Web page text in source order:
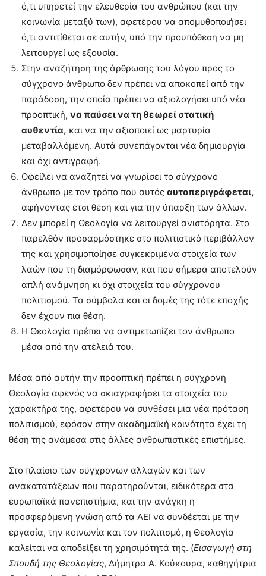
ό,τι υπηρετεί την ελευθερία του ανθρώπου (και την
κοινωνία μεταξύ των), αφετέρου να απομυθοποιήσει
ό,τι αντιτίθεται σε αυτήν, υπό την προυπόθεση να μη
λειτουργεί ως εξουσία.
Στην αναζήτηση της άρθρωσης του λόγου προς το
σύγχρονο άνθρωπο δεν πρέπει να αποκοπεί από την
παράδοση, την οποία πρέπει να αξιολογήσει υπό νέα
προοπτική, να παύσει να τη θεωρεί στατική
αυθεντία, και να την αξιοποιεί ως μαρτυρία
μεταβαλλόμενη. Αυτά συνεπάγονται νέα δημιουργία
και όχι αντιγραφή.
Οφείλει να αναζητεί να γνωρίσει το σύγχρονο
άνθρωπο με τον τρόπο που αυτός αυτοπεριγράφεται,
αφήνοντας έτσι θέση και για την ύπαρξη των άλλων.
Δεν μπορεί η Θεολογία να λειτουργεί ανιστόρητα. Στο
παρελθόν προσαρμόστηκε στο πολιτιστικό περιβάλλον
της και χρησιμοποίησε συγκεκριμένα στοιχεία των
λαών που τη διαμόρφωσαν, και που σήμερα αποτελούν
απλή ανάμνηση κι όχι στοιχεία του σύγχρονου
πολιτισμού. Τα σύμβολα και οι δομές της τότε εποχής
δεν έχουν πια θέση.
Η Θεολογία πρέπει να αντιμετωπίζει τον άνθρωπο
μέσα από την ατέλειά του.
Μέσα από αυτήν την προοπτική πρέπει η σύγχρονη
Θεολογία αφενός να σκιαγραφήσει τα στοιχεία του
χαρακτήρα της, αφετέρου να συνθέσει μια νέα πρόταση
πολιτισμού, εφόσον στην ακαδημαϊκή κοινότητα έχει τη
θέση της ανάμεσα στις άλλες ανθρωπιστικές επιστήμες.
Στο πλαίσιο των σύγχρονων αλλαγών και των
ανακατατάξεων που παρατηρούνται, ειδικότερα στα
ευρωπαϊκά πανεπιστήμια, και την ανάγκη η
προσφερόμενη γνώση από τα ΑΕΙ να συνδέεται με την
εργασία, την κοινωνία και τον πολιτισμό, η Θεολογία
καλείται να αποδείξει τη χρησιμότητά της. (Εισαγωγή στη
Σπουδή της Θεολογίας, Δήμητρα Α. Κούκουρα, καθηγήτρια